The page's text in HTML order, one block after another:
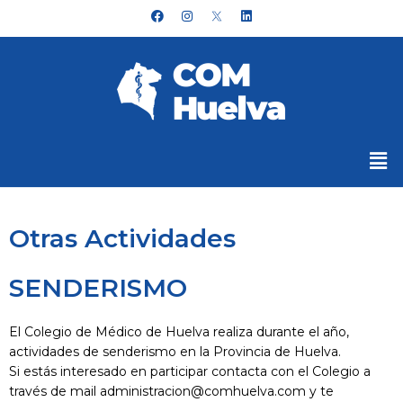
F
a
c
o
o
k
I
n
s
a
g
r
a
m
L
i
n
e
i
n
Otras Actividades
SENDERISMO
El Colegio de Médico de Huelva realiza durante el año,
actividades de senderismo en la Provincia de Huelva.
Si estás interesado en participar contacta con el Colegio a
través de mail administracion@comhuelva.com y te